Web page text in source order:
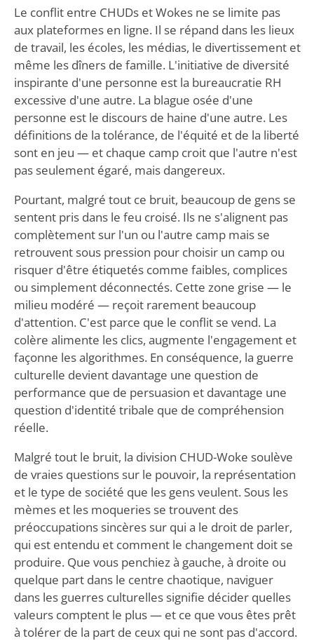
Le conflit entre CHUDs et Wokes ne se limite pas
aux plateformes en ligne. Il se répand dans les lieux
de travail, les écoles, les médias, le divertissement et
même les dîners de famille. L'initiative de diversité
inspirante d'une personne est la bureaucratie RH
excessive d'une autre. La blague osée d'une
personne est le discours de haine d'une autre. Les
définitions de la tolérance, de l'équité et de la liberté
sont en jeu — et chaque camp croit que l'autre n'est
pas seulement égaré, mais dangereux.
Pourtant, malgré tout ce bruit, beaucoup de gens se
sentent pris dans le feu croisé. Ils ne s'alignent pas
complètement sur l'un ou l'autre camp mais se
retrouvent sous pression pour choisir un camp ou
risquer d'être étiquetés comme faibles, complices
ou simplement déconnectés. Cette zone grise — le
milieu modéré — reçoit rarement beaucoup
d'attention. C'est parce que le conflit se vend. La
colère alimente les clics, augmente l'engagement et
façonne les algorithmes. En conséquence, la guerre
culturelle devient davantage une question de
performance que de persuasion et davantage une
question d'identité tribale que de compréhension
réelle.
Malgré tout le bruit, la division CHUD-Woke soulève
de vraies questions sur le pouvoir, la représentation
et le type de société que les gens veulent. Sous les
mèmes et les moqueries se trouvent des
préoccupations sincères sur qui a le droit de parler,
qui est entendu et comment le changement doit se
produire. Que vous penchiez à gauche, à droite ou
quelque part dans le centre chaotique, naviguer
dans les guerres culturelles signifie décider quelles
valeurs comptent le plus — et ce que vous êtes prêt
à tolérer de la part de ceux qui ne sont pas d'accord.